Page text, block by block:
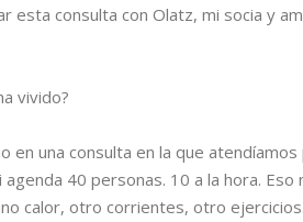
esta consulta con Olatz, mi socia y
vivido?
en una consulta en la que
40 personas. 10 a la hora. Eso
calor, otro corrientes, otro